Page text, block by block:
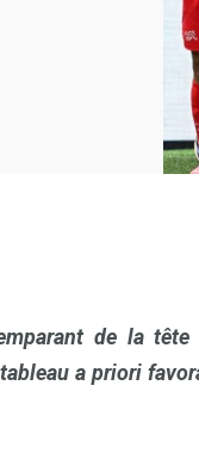
de la
a priori